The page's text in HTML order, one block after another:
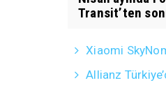
Transit’ten
Xiaomi
Allianz